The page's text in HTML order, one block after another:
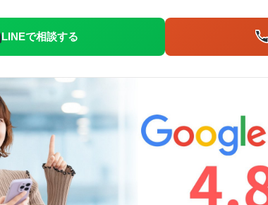
LINEで相談する